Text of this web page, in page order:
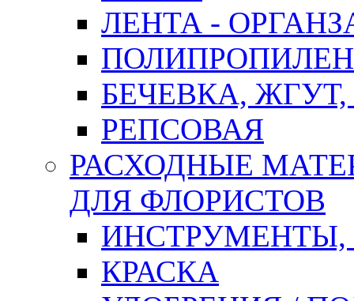
ЛЕНТА -
БЕЧЕВКА,
РЕПСОВАЯ
РАСХОДНЫЕ
ДЛЯ ФЛОРИСТОВ
ИНСТРУМЕНТЫ,
КРАСКА